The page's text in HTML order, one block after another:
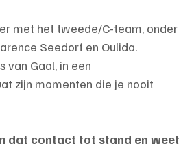
met het tweede/C-team, onder
Seedorf en Oulida.
van Gaal, in een
zijn momenten die je nooit
dat contact tot stand en weet